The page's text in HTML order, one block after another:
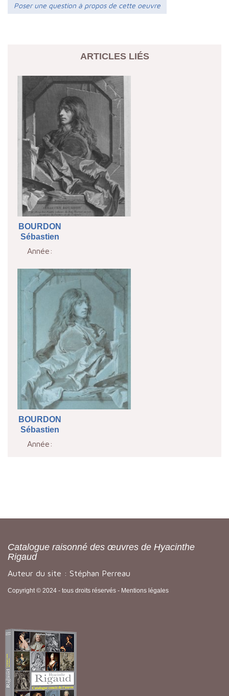
Poser une question à propos de cette oeuvre
ARTICLES LIÉS
BOURDON
Sébastien
Année:
BOURDON
Sébastien
Année:
Catalogue raisonné des œuvres de Hyacinthe
Rigaud
Auteur du site : Stéphan Perreau
Copyright © 2024 - tous droits réservés - Mentions légales